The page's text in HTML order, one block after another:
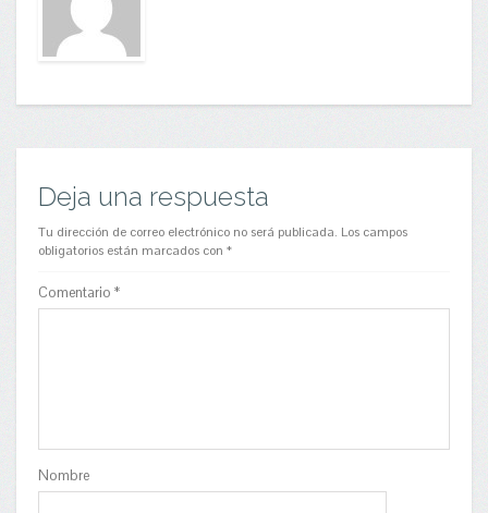
Deja una respuesta
Tu dirección de correo electrónico no será publicada. Los campos
obligatorios están marcados con *
Comentario *
Nombre